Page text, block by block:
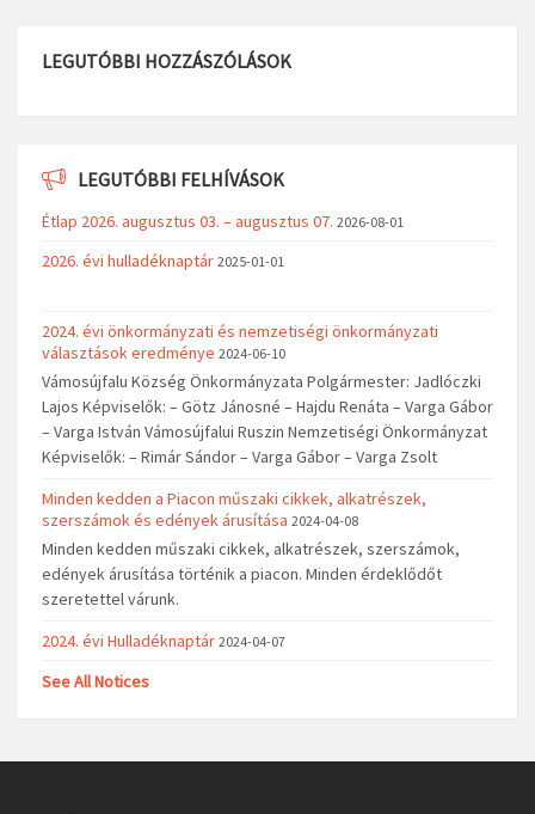
LEGUTÓBBI HOZZÁSZÓLÁSOK
LEGUTÓBBI FELHÍVÁSOK
Étlap 2026. augusztus 03. – augusztus 07. 2026-08-01
2026. évi hulladéknaptár 2025-01-01
2024. évi önkormányzati és nemzetiségi önkormányzati
választások eredménye 2024-06-10
Vámosújfalu Község Önkormányzata Polgármester: Jadlóczki
Lajos Képviselők: – Götz Jánosné – Hajdu Renáta – Varga Gábor
– Varga István Vámosújfalui Ruszin Nemzetiségi Önkormányzat
Képviselők: – Rimár Sándor – Varga Gábor – Varga Zsolt
Minden kedden a Piacon műszaki cikkek, alkatrészek,
szerszámok és edények árusítása 2024-04-08
Minden kedden műszaki cikkek, alkatrészek, szerszámok,
edények árusítása történik a piacon. Minden érdeklődőt
szeretettel várunk.
2024. évi Hulladéknaptár 2024-04-07
See All Notices